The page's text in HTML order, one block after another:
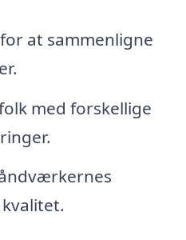
at sammenligne
med forskellige